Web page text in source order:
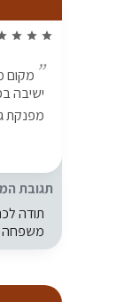
star
star
star
מקום
ישיבה
מפנקת
תגובת
תודה
משפחה